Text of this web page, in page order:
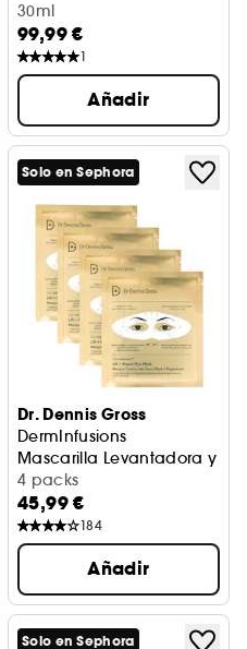
Tratamiento Concentrado
30ml
99,99 €
1
Añadir
Solo en Sephora
Dr. Dennis Gross
DermInfusions
Mascarilla Levantadora y
4 packs
45,99 €
184
Añadir
Solo en Sephora